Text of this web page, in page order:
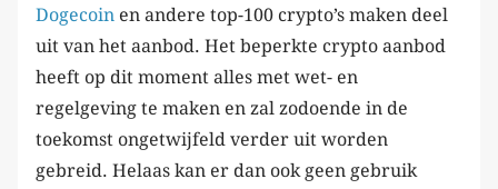
Dogecoin en andere top-100 crypto’s maken deel
uit van het aanbod. Het beperkte crypto aanbod
heeft op dit moment alles met wet- en
regelgeving te maken en zal zodoende in de
toekomst ongetwijfeld verder uit worden
gebreid. Helaas kan er dan ook geen gebruik